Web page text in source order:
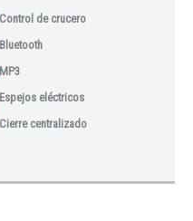
Control de crucero
Bluetooth
MP3
Espejos eléctricos
Cierre centralizado